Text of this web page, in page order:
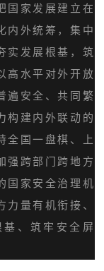
国家发展建立在
内外统筹，集中
实发展根基，筑
高水平对外开放
遍安全、共同繁
构建内外联动的
全国一盘棋、上
强跨部门跨地方
国家安全治理机
量有机衔接、
、筑牢安全屏